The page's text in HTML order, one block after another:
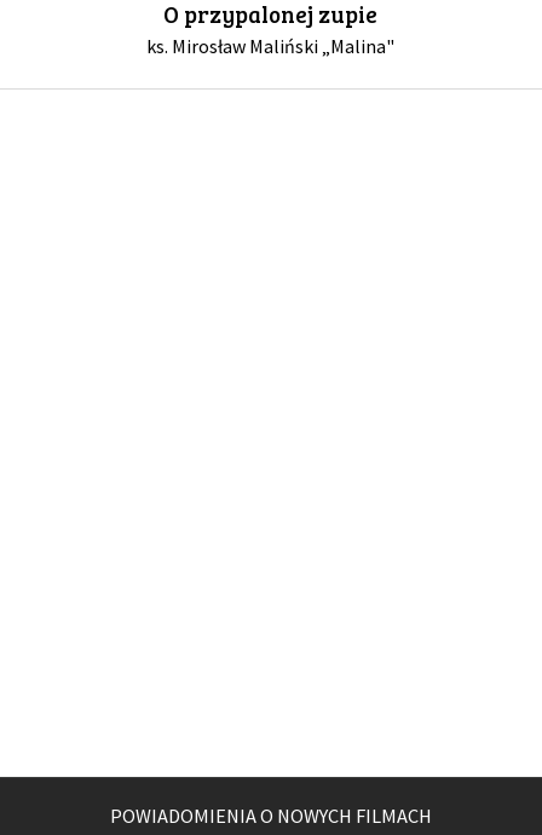
O przypalonej zupie
ks. Mirosław Maliński „Malina"
POWIADOMIENIA O NOWYCH FILMACH